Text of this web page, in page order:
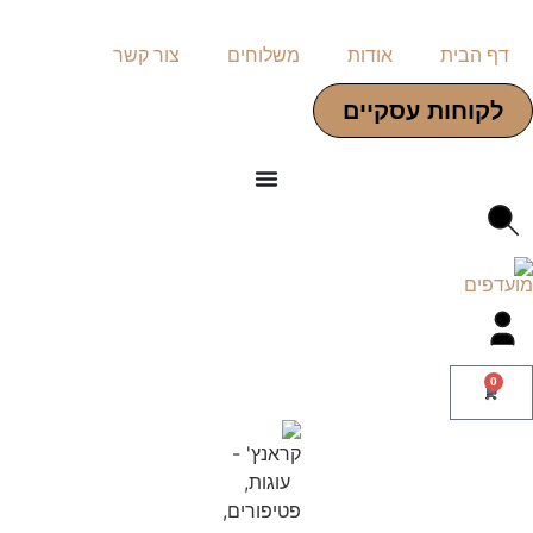
דף הבית אודות משלוחים צור קשר
לקוחות עסקיים
0